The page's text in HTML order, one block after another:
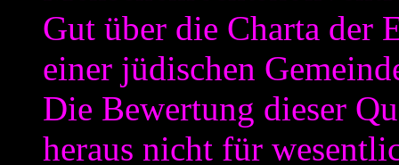
Gut über die Charta der
einer jüdischen
Die Bewertung dieser
heraus nicht für